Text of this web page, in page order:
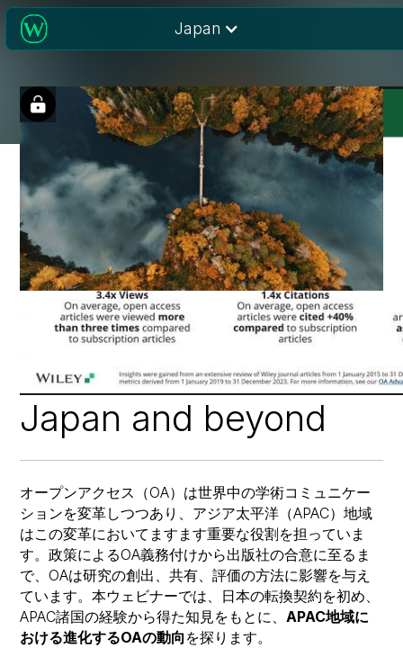
Japan
Open access in
APAC: Lessons from
Japan and beyond
オープンアクセス（OA）は世界中の学術コミュニケー
ションを変革しつつあり、アジア太平洋（APAC）地域
はこの変革においてますます重要な役割を担っていま
す。政策によるOA義務付けから出版社の合意に至るま
で、OAは研究の創出、共有、評価の方法に影響を与え
ています。本ウェビナーでは、日本の転換契約を初め、
APAC諸国の経験から得た知見をもとに、 APAC地域に
おける進化するOAの動向 を探ります。